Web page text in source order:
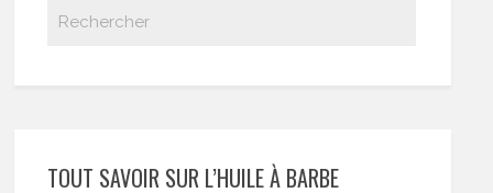
TOUT SAVOIR SUR L’HUILE À BARBE